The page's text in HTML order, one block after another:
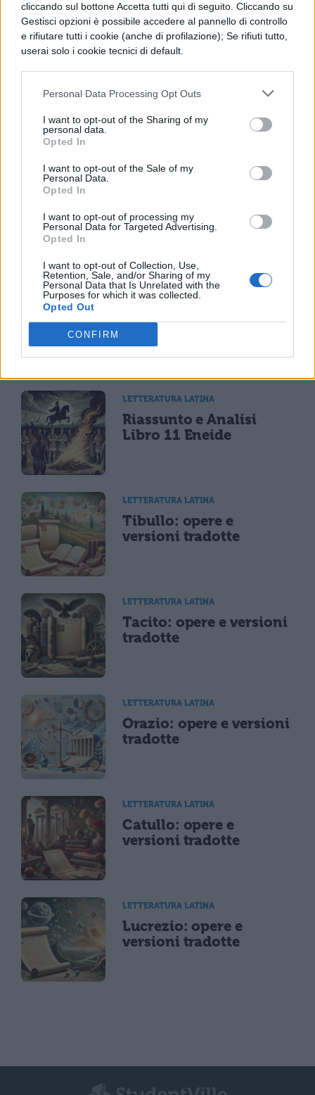
cliccando sul bottone Accetta tutti qui di seguito. Cliccando su
Gestisci opzioni è possibile accedere al pannello di controllo
e rifiutare tutti i cookie (anche di profilazione); Se rifiuti tutto,
userai solo i cookie tecnici di default.
Personal Data Processing Opt Outs
I want to opt-out of the Sharing of my
personal data.
Opted In
I want to opt-out of the Sale of my
Personal Data.
Opted In
I want to opt-out of processing my
Personal Data for Targeted Advertising.
Opted In
I want to opt-out of Collection, Use,
Retention, Sale, and/or Sharing of my
Personal Data that Is Unrelated with the
Purposes for which it was collected.
Opted Out
CONFIRM
queste flotte combatterono, oltre ai
rematori, circa tremila uomini.
TI POTREBBE INTERESSARE
La Commedia di Plauto
LETTERATURA LATINA
Riassunto libro per
LETTERATURA LATINA
Riassunto e Analisi
Libro 11 Eneide
LETTERATURA LATINA
Tibullo: opere e
versioni tradotte
LETTERATURA LATINA
Tacito: opere e versioni
tradotte
LETTERATURA LATINA
Orazio: opere e versioni
tradotte
LETTERATURA LATINA
Catullo: opere e
versioni tradotte
LETTERATURA LATINA
Lucrezio: opere e
versioni tradotte